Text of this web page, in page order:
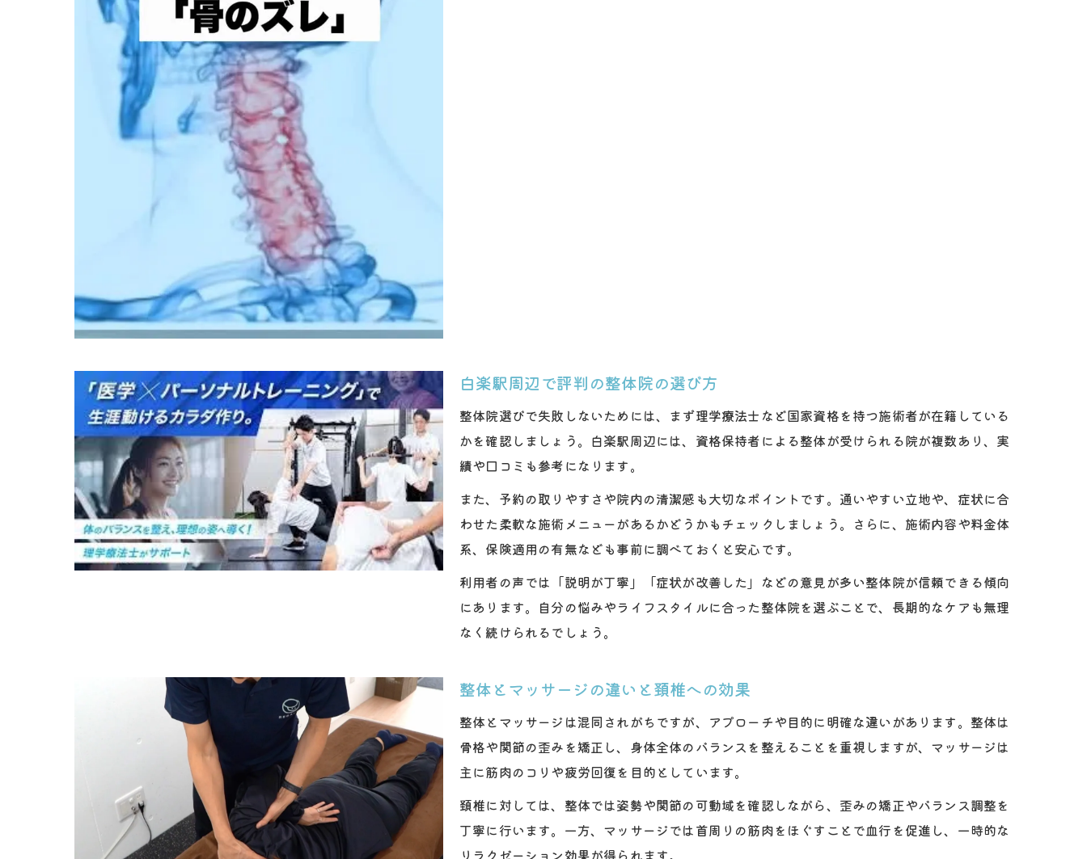
首の痛み対策に整体院活用を考えるなら
頚椎整体の効果的な活用方法を解説
整体院選びで首の痛み改善を目指すコツ
理学療法士による整体施術の利点とは
首の痛み対策に整体が有効な理由
白楽駅周辺で評判の整体院の選び方
整体院選びで失敗しないためには、まず理学療法士など国家資格を持つ施術者が在籍している
かを確認しましょう。白楽駅周辺には、資格保持者による整体が受けられる院が複数あり、実
績や口コミも参考になります。
また、予約の取りやすさや院内の清潔感も大切なポイントです。通いやすい立地や、症状に合
わせた柔軟な施術メニューがあるかどうかもチェックしましょう。さらに、施術内容や料金体
系、保険適用の有無なども事前に調べておくと安心です。
利用者の声では「説明が丁寧」「症状が改善した」などの意見が多い整体院が信頼できる傾向
にあります。自分の悩みやライフスタイルに合った整体院を選ぶことで、長期的なケアも無理
なく続けられるでしょう。
整体とマッサージの違いと頚椎への効果
整体とマッサージは混同されがちですが、アプローチや目的に明確な違いがあります。整体は
骨格や関節の歪みを矯正し、身体全体のバランスを整えることを重視しますが、マッサージは
主に筋肉のコリや疲労回復を目的としています。
頚椎に対しては、整体では姿勢や関節の可動域を確認しながら、歪みの矯正やバランス調整を
丁寧に行います。一方、マッサージでは首周りの筋肉をほぐすことで血行を促進し、一時的な